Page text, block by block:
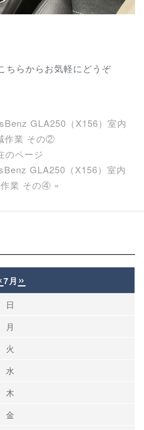
ちらからお気軽にどうぞ
GLA250（X156）室内
作業 その②
のページ
GLA250（X156）室内
業 その④ »
7月 »
日
月
火
水
木
金